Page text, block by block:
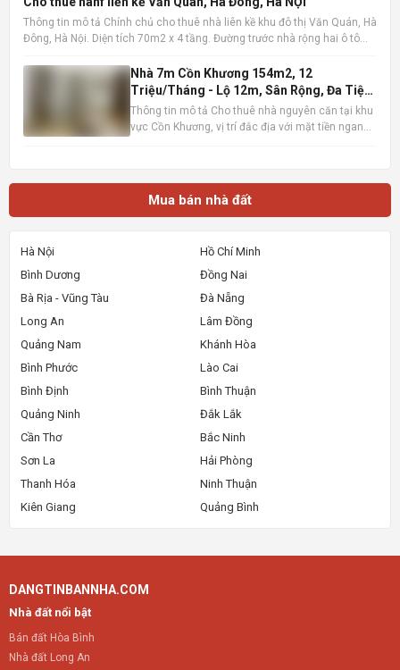
kinh do
Thông tin mô tả Chính chủ cho thuê nhà liên kề khu đô thị Văn Quán, Hà
Đông, Hà Nội. Diện tích 70m2 x 4 tầng. Đường trước nhà rộng hai ô tô
thị , gần ga đường sắt metro, bến xeNhà 7m Cồn Khương 154m2, 12
Triệu/Tháng - Lộ 12m, Sân Rộng, Đa Tiện
Ích
Thông tin mô tả Cho thuê nhà nguyên căn tại khu
vực Cồn Khương, vị trí đắc địa với mặt tiền ngang
Mua bán nhà đất
Hà Nội
Hồ Chí Minh
Bình Dương
Đồng Nai
Bà Rịa - Vũng Tàu
Đà Nẵng
Long An
Lâm Đồng
Quảng Nam
Khánh Hòa
Bình Phước
Lào Cai
Bình Định
Bình Thuận
Quảng Ninh
Đắk Lắk
Cần Thơ
Bắc Ninh
Sơn La
Hải Phòng
Thanh Hóa
Ninh Thuận
Kiên Giang
Quảng Bình
DANGTINBANNHA.COM
Nhà đất nổi bật
Bán đất Hòa Bình
Nhà đất Long An